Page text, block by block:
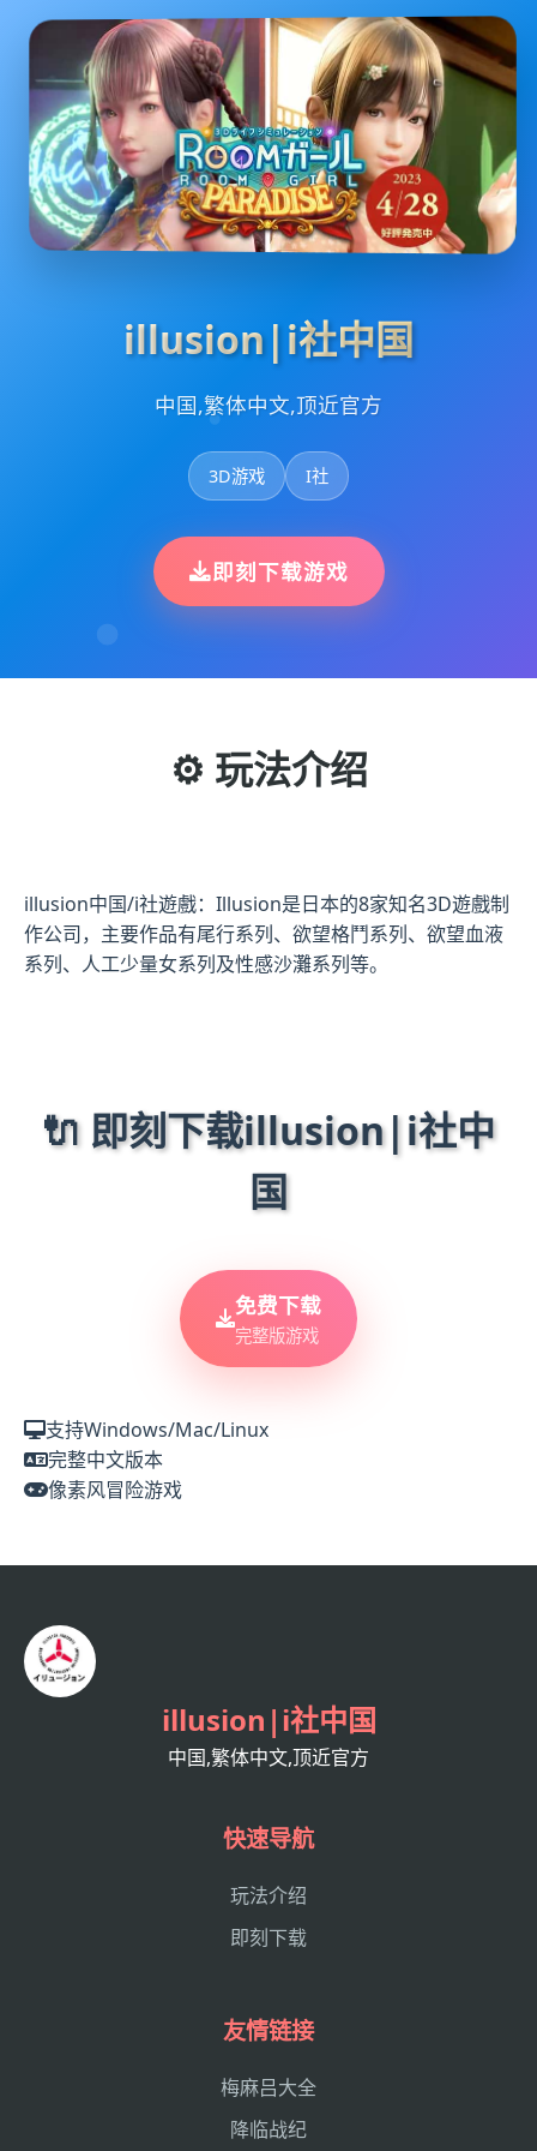
illusion|i社中国
中国,繁体中文,顶近官方
3D游戏 I社
即刻下载游戏
⚙️ 玩法介绍
illusion中国/i社遊戲：Illusion是日本的8家知名3D遊戲制
作公司，主要作品有尾行系列、欲望格鬥系列、欲望血液
系列、人工少量女系列及性感沙灘系列等。
🔌 即刻下载illusion|i社中
国
免费下载
完整版游戏
支持Windows/Mac/Linux
完整中文版本
像素风冒险游戏
illusion|i社中国
中国,繁体中文,顶近官方
快速导航
玩法介绍
即刻下载
友情链接
梅麻吕大全
降临战纪